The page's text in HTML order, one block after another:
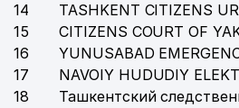
14
TASHKENT CITIZENS
15
CITIZENS COURT OF
16
YUNUSABAD
17
NAVOIY HUDUDIY
18
Ташкентский